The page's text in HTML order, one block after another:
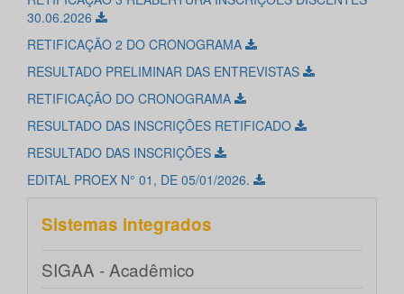
30.06.2026
RETIFICAÇÃO 2 DO CRONOGRAMA
RESULTADO PRELIMINAR DAS ENTREVISTAS
RETIFICAÇÃO DO CRONOGRAMA
RESULTADO DAS INSCRIÇÕES RETIFICADO
RESULTADO DAS INSCRIÇÕES
EDITAL PROEX N° 01, DE 05/01/2026.
Sistemas integrados
SIGAA - Acadêmico